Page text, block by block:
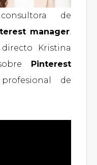
de
manager.
Kristina
Pinterest
de